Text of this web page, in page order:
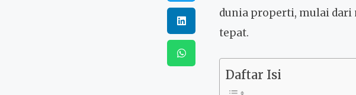
dunia properti, mulai dari
tepat.
Daftar Isi